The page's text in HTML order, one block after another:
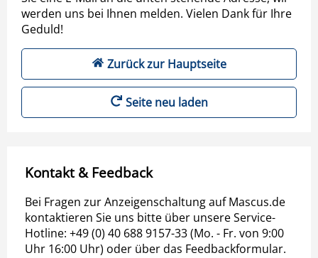
werden uns bei Ihnen melden. Vielen Dank für Ihre
Geduld!
Zurück zur Hauptseite
Seite neu laden
Kontakt & Feedback
Bei Fragen zur Anzeigenschaltung auf Mascus.de
kontaktieren Sie uns bitte über unsere Service-
Hotline: +49 (0) 40 688 9157-33 (Mo. - Fr. von 9:00
Uhr 16:00 Uhr) oder über das Feedbackformular.